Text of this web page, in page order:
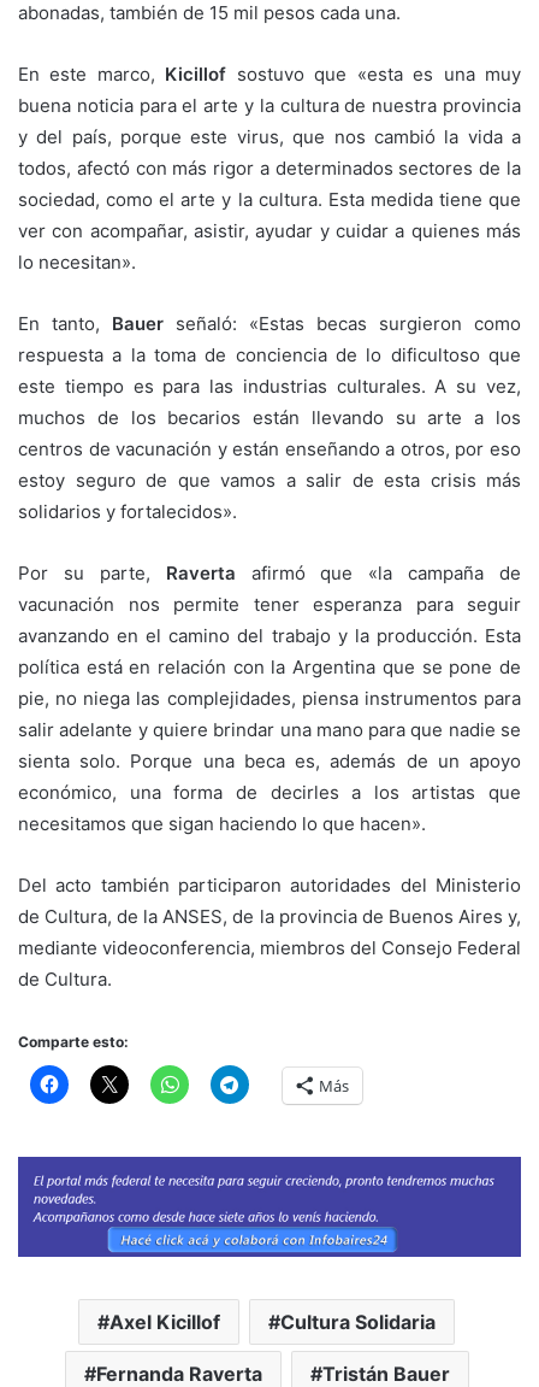
abonadas, también de 15 mil pesos cada una.
En este marco, Kicillof sostuvo que «esta es una muy
buena noticia para el arte y la cultura de nuestra provincia
y del país, porque este virus, que nos cambió la vida a
todos, afectó con más rigor a determinados sectores de la
sociedad, como el arte y la cultura. Esta medida tiene que
ver con acompañar, asistir, ayudar y cuidar a quienes más
lo necesitan».
En tanto, Bauer señaló: «Estas becas surgieron como
respuesta a la toma de conciencia de lo dificultoso que
este tiempo es para las industrias culturales. A su vez,
muchos de los becarios están llevando su arte a los
centros de vacunación y están enseñando a otros, por eso
estoy seguro de que vamos a salir de esta crisis más
solidarios y fortalecidos».
Por su parte, Raverta afirmó que «la campaña de
vacunación nos permite tener esperanza para seguir
avanzando en el camino del trabajo y la producción. Esta
política está en relación con la Argentina que se pone de
pie, no niega las complejidades, piensa instrumentos para
salir adelante y quiere brindar una mano para que nadie se
sienta solo. Porque una beca es, además de un apoyo
económico, una forma de decirles a los artistas que
necesitamos que sigan haciendo lo que hacen».
Del acto también participaron autoridades del Ministerio
de Cultura, de la ANSES, de la provincia de Buenos Aires y,
mediante videoconferencia, miembros del Consejo Federal
de Cultura.
Comparte esto:
Más
Axel Kicillof Cultura Solidaria
Fernanda Raverta Tristán Bauer